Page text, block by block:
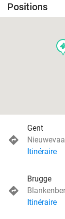
Positions
Gent
Itinéraire
Brugge
Itinéraire